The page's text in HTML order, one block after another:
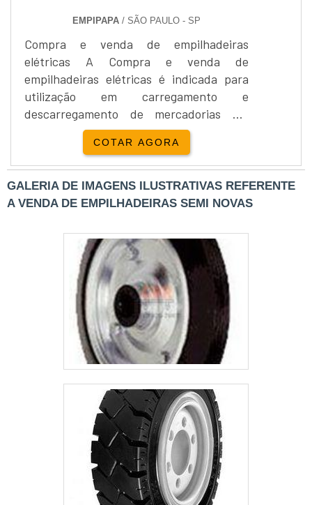
EMPIPAPA / SÃO PAULO - SP
Compra e venda de empilhadeiras
elétricas A Compra e venda de
empilhadeiras elétricas é indicada para
utilização em carregamento e
descarregamento de mercadorias em
paletes.As empilhadeiras elétricas são
movidas a eletricidade e possuem alto
grau de giro que possibilita manobras em
seu próprio eixo. Um item importante é
sua operação silenciosa, ruídos
são mais compactas que as
manuais.Compra e venda de e....
COTAR AGORA
GALERIA DE IMAGENS ILUSTRATIVAS REFERENTE
A VENDA DE EMPILHADEIRAS SEMI NOVAS